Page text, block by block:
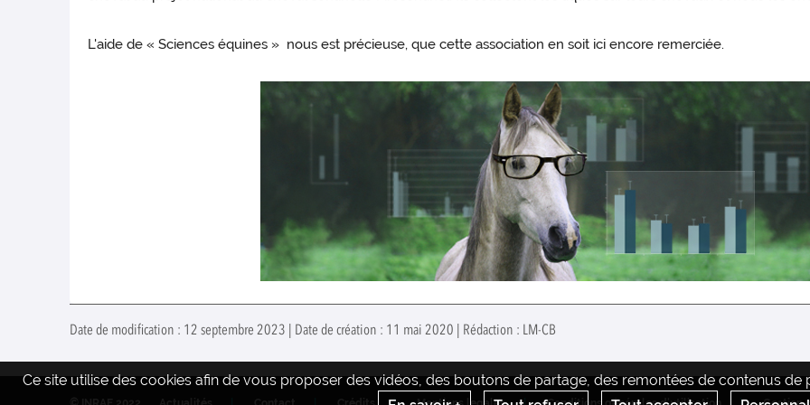
L'aide de « Sciences équines » nous est précieuse, que cette association en soit ici encore remerciée.
Date de modification : 12 septembre 2023 | Date de création : 11 mai 2020 | Rédaction : LM-CB
Ce site utilise des cookies afin de vous proposer des vidéos, des boutons de partage, des remontées de contenus